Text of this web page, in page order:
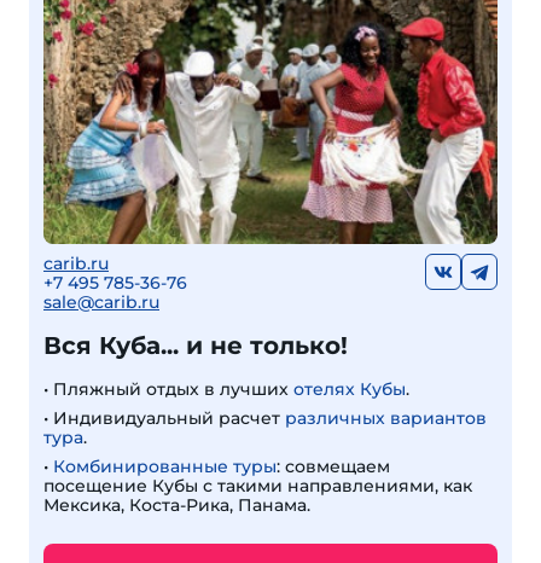
carib.ru
+7 495 785-36-76
sale@carib.ru
Вся Куба... и не только!
• Пляжный отдых в лучших отелях Кубы.
• Индивидуальный расчет различных вариантов
тура.
• Комбинированные туры: совмещаем
посещение Кубы с такими направлениями, как
Мексика, Коста-Рика, Панама.